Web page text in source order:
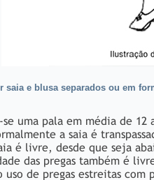
saia e blusa separados ou em
uma pala em média de
a saia é
é livre, desde que seja
das pregas também é
uso de pregas estreitas